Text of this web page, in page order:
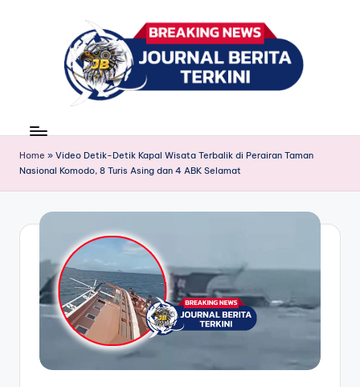
r
n
a
news
Home » Video Detik-Detik Kapal Wisata Terbalik di Perairan Taman
Nasional Komodo, 8 Turis Asing dan 4 ABK Selamat